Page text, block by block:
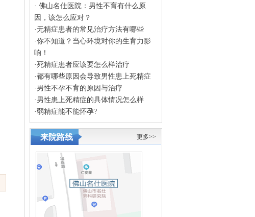
· 佛山名仕医院：男性不育有什么原
因，该怎么应对？
·无精症患者的常见治疗方法有哪些
·你不知道？当心环境对你的生育力影
响！
·死精症患者应该要怎么样治疗
·都有哪些原因会导致男性患上死精症
· 男性不孕不育的原因与治疗
· 男性患上死精症的具体情况怎么样
·弱精症能不能怀孕?
来院路线 更多>>